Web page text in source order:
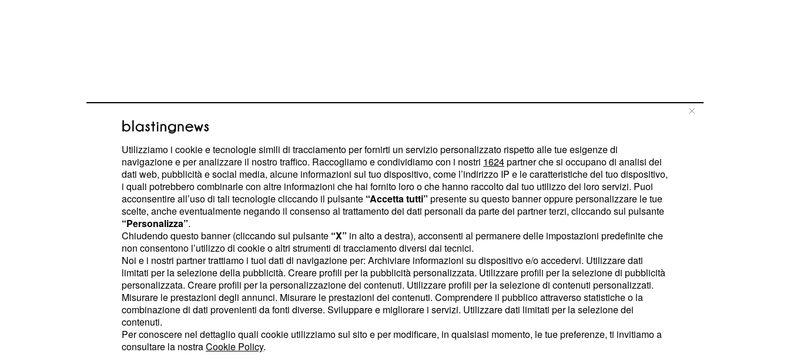
Inoltre, secondo sempre L’Autorità per l’energia, la riduzione
del fabbisogno potrebbe proseguire anche nei prossimi
mesi, anche per ilprotrarsi delle conseguenze della
pandemiadaCoronavirus.
Gli effetti del calo delle quotazioni
delle materie prime sulle bollette di
gas e luce
I ribassi delle quotazioni per lematerie primenei marcati
all’ingrosso dovrebbero avere effetti positivi sulle
Utilizziamo i cookie e tecnologie simili di tracciamento per fornirti un servizio personalizzato rispetto alle tue esigenze di
navigazione e per analizzare il nostro traffico. Raccogliamo e condividiamo con i nostri 1624partner che si occupano di analisi dei
dati web, pubblicità e social media, alcune informazioni sul tuo dispositivo, come l’indirizzo IP e le caratteristiche del tuo dispositivo,
i quali potrebbero combinarle con altre informazioni che hai fornito loro o che hanno raccolto dal tuo utilizzo dei loro servizi. Puoi
acconsentire all’uso di tali tecnologie cliccando il pulsante “Accetta tutti” presente su questo banner oppure personalizzare le tue
scelte, anche eventualmente negando il consenso al trattamento dei dati personali da parte dei partner terzi, cliccando sul pulsante
“Personalizza”.
Chiudendo questo banner (cliccando sul pulsante “X” in alto a destra), acconsenti al permanere delle impostazioni predefinite che
non consentono l’utilizzo di cookie o altri strumenti di tracciamento diversi dai tecnici.
Noi e i nostri partner trattiamo i tuoi dati di navigazione per: Archiviare informazioni su dispositivo e/o accedervi. Utilizzare dati
limitati per la selezione della pubblicità. Creare profili per la pubblicità personalizzata. Utilizzare profili per la selezione di pubblicità
personalizzata. Creare profili per la personalizzazione dei contenuti. Utilizzare profili per la selezione di contenuti personalizzati.
Misurare le prestazioni degli annunci. Misurare le prestazioni dei contenuti. Comprendere il pubblico attraverso statistiche o la
combinazione di dati provenienti da fonti diverse. Sviluppare e migliorare i servizi. Utilizzare dati limitati per la selezione dei
contenuti.
Per conoscere nel dettaglio quali cookie utilizziamo sul sito e per modificare, in qualsiasi momento, le tue preferenze, ti invitiamo a
consultare la nostraCookie Policy.